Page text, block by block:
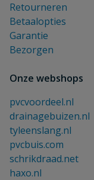
Retourneren
Betaalopties
Garantie
Bezorgen
Onze webshops
pvcvoordeel.nl
drainagebuizen.nl
tyleenslang.nl
pvcbuis.com
schrikdraad.net
haxo.nl